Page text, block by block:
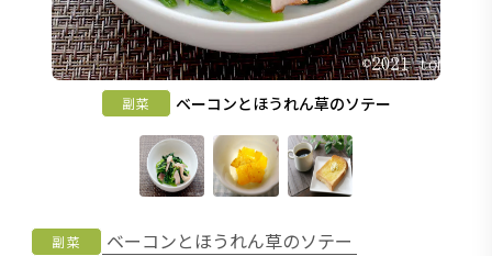
副菜 ベーコンとほうれん草のソテー
副菜 ベーコンとほうれん草のソテー